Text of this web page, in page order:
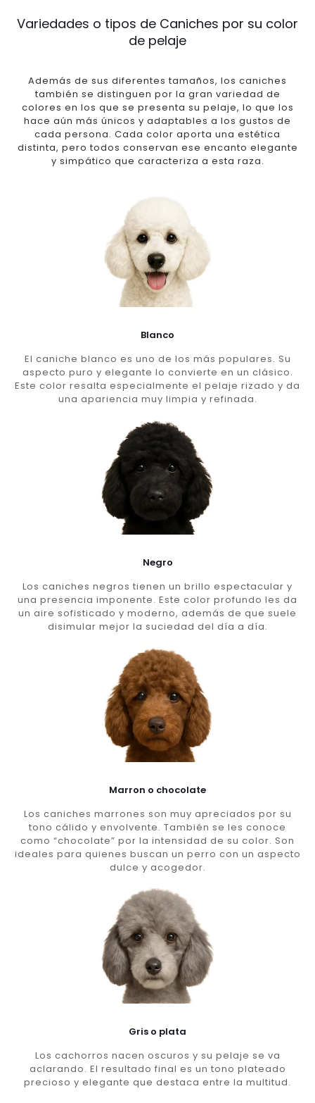
Variedades o tipos de Caniches por su color
de pelaje
Además de sus diferentes tamaños, los caniches
también se distinguen por la gran variedad de
colores en los que se presenta su pelaje, lo que los
hace aún más únicos y adaptables a los gustos de
cada persona. Cada color aporta una estética
distinta, pero todos conservan ese encanto elegante
y simpático que caracteriza a esta raza.
Blanco
El caniche blanco es uno de los más populares. Su
aspecto puro y elegante lo convierte en un clásico.
Este color resalta especialmente el pelaje rizado y da
una apariencia muy limpia y refinada.
Negro
Los caniches negros tienen un brillo espectacular y
una presencia imponente. Este color profundo les da
un aire sofisticado y moderno, además de que suele
disimular mejor la suciedad del día a día.
Marron o chocolate
Los caniches marrones son muy apreciados por su
tono cálido y envolvente. También se les conoce
como “chocolate” por la intensidad de su color. Son
ideales para quienes buscan un perro con un aspecto
dulce y acogedor.
Gris o plata
Los cachorros nacen oscuros y su pelaje se va
aclarando. El resultado final es un tono plateado
precioso y elegante que destaca entre la multitud.